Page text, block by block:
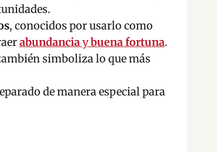
, conocidos por usarlo como
abundanciaybuena fortuna.
simboliza lo que más
de manera especial para